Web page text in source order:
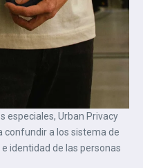
especiales, Urban Privacy
confundir a los sistema de
identidad de las personas